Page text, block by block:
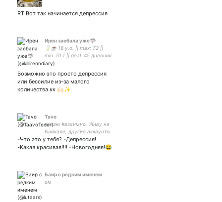
RT Вот так начинается депрессия
Ирен заебала уже🦈
🥛☕️ 18 y.o. || max: 72 ||
min: 51.1 || goal: 45 дневник
питания, пытаемся
может и стоит)
Возможно это просто депрессия
или бессилие из-за малого
количества кк 🙌🏻✨
Tavo
читаю #взаимно. Живу на
Байкале, другие аккаунты
и
-Что это у тебя? -Депрессия!
-Какая красивая!!!! -Новогодняя!😂
Баир с редким именем
ом